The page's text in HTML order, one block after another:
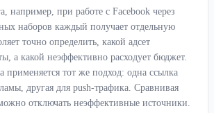
например, при работе с Facebook через
наборов каждый получает отдельную
точно определить, какой адсет
а какой неэффективно расходует бюджет.
применяется тот же подход: одна ссылка
другая для push-трафика. Сравнивая
отключать неэффективные источники.